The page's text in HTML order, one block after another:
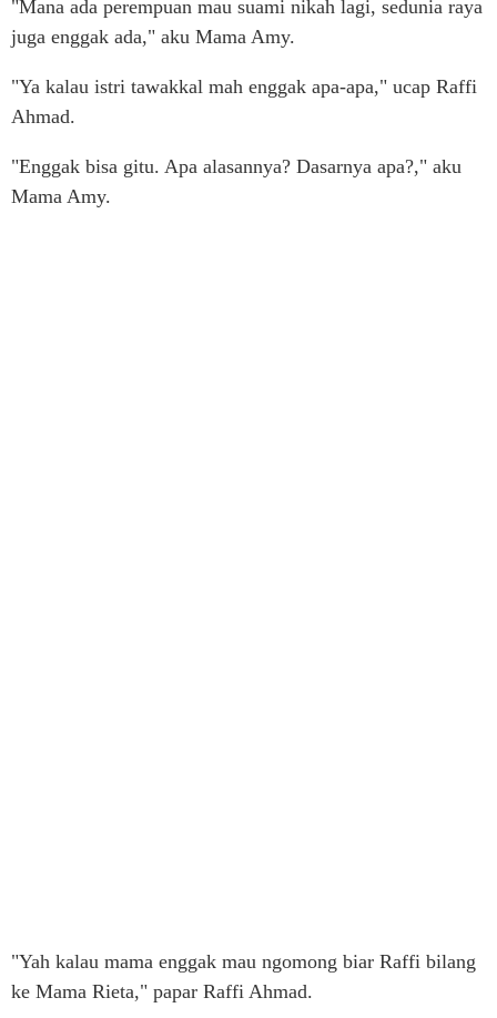
"Mana ada perempuan mau suami nikah lagi, sedunia raya
juga enggak ada," aku Mama Amy.
"Ya kalau istri tawakkal mah enggak apa-apa," ucap Raffi
Ahmad.
"Enggak bisa gitu. Apa alasannya? Dasarnya apa?," aku
Mama Amy.
"Yah kalau mama enggak mau ngomong biar Raffi bilang
ke Mama Rieta," papar Raffi Ahmad.